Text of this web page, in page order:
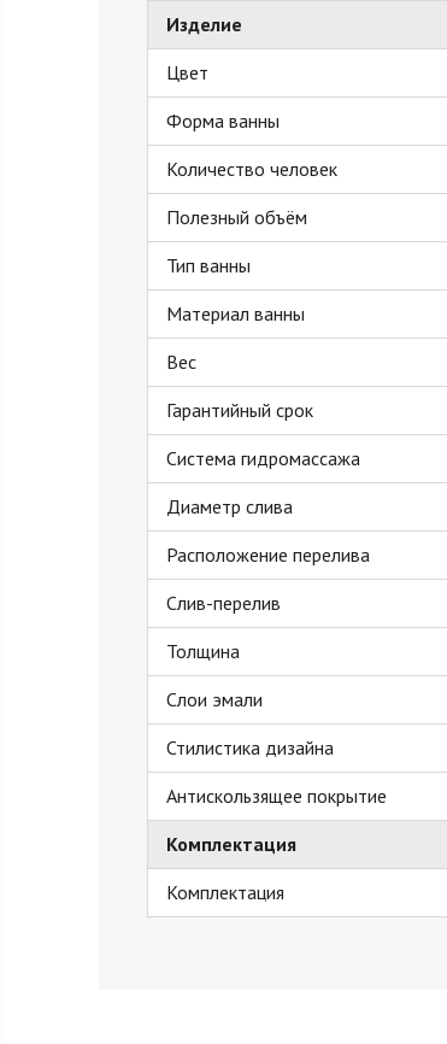
Изделие
Цвет
Форма ванны
Количество человек
Полезный объём
Тип ванны
Материал ванны
Вес
Гарантийный срок
Система гидромассажа
Диаметр слива
Расположение перелива
Слив-перелив
Толщина
Слои эмали
Стилистика дизайна
Антискользящее покрытие
Комплектация
Комплектация